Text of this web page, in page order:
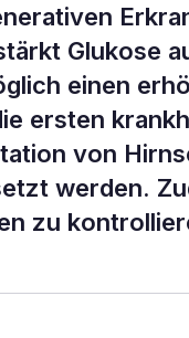
Glukose
einen
ersten
von
werden.
zu